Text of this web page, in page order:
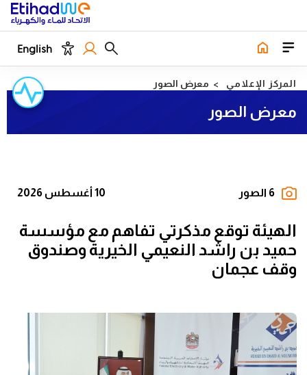
English
المركز الإعلامي معرض الصور
معرض الصور
6 الصور 10 أغسطس 2026
الهيئة توقع مذكرتي تفاهم مع مؤسسة
حميد بن راشد النعيمي الخيرية وصندوق
وقف عجمان